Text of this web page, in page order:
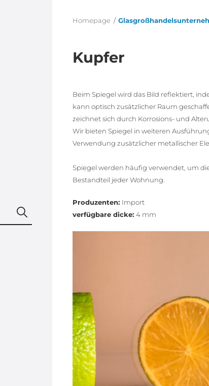
Homepage /
Kupfer
Beim Spiegel wird das Bild reflektiert,
kann optisch zusätzlicher Raum
zeichnet sich durch Korrosions- und
Wir bieten Spiegel in weiteren
Verwendung zusätzlicher metallischer
Spiegel werden häufig verwendet, um
Bestandteil jeder Wohnung.
Produzenten: Import
verfügbare dicke:4 mm